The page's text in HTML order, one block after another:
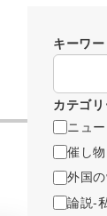
キーワ
カテゴ
ニュ
催し
外国
論説-